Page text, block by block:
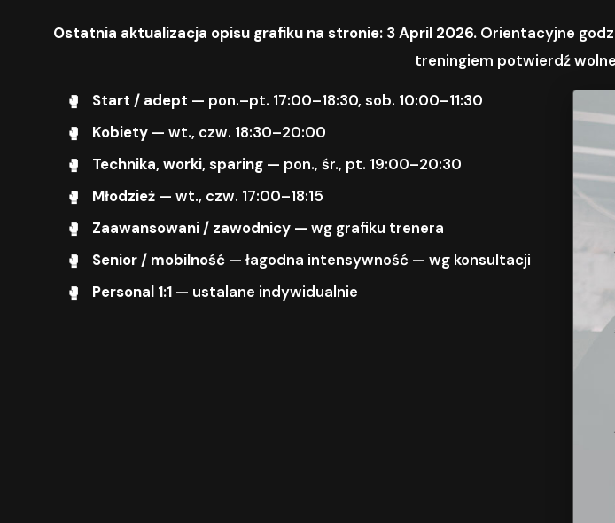
Ostatnia aktualizacja opisu grafiku na stronie: 3 April 2026. Orientacyjne
treningiem potwierdź
Start / adept — pon.–pt. 17:00–18:30, sob. 10:00–11:30
Kobiety — wt., czw. 18:30–20:00
Technika, worki, sparing — pon., śr., pt. 19:00–20:30
Młodzież — wt., czw. 17:00–18:15
Zaawansowani / zawodnicy — wg grafiku trenera
Senior / mobilność — łagodna intensywność — wg konsultacji
Personal 1:1 — ustalane indywidualnie